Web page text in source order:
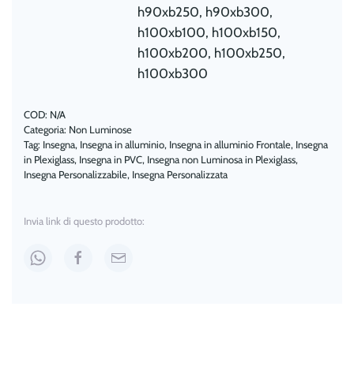
h90xb250, h90xb300,
h100xb100, h100xb150,
h100xb200, h100xb250,
h100xb300
COD: N/A
Categoria: Non Luminose
Tag: Insegna, Insegna in alluminio, Insegna in alluminio Frontale, Insegna
in Plexiglass, Insegna in PVC, Insegna non Luminosa in Plexiglass,
Insegna Personalizzabile, Insegna Personalizzata
Invia link di questo prodotto: